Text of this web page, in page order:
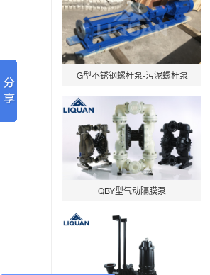
G型不锈钢螺杆泵-污泥螺杆泵
QBY型气动隔膜泵